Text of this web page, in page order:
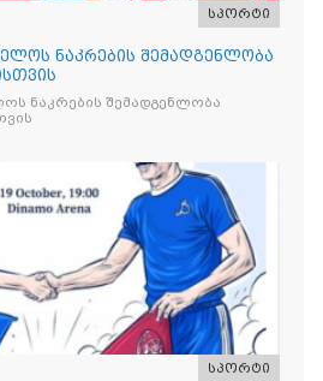
სპორტი
ნაკრების შემადგენლობა
ნაკრების შემადგენლობა
სპორტი